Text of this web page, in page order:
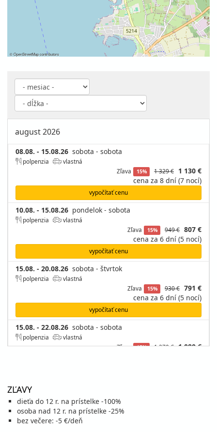
©OpenStreetMapcontributors
august 2026
08.08. - 15.08.26 sobota - sobota
polpenzia
vlastná
Zľava
15% 1 329 €
1 130 €
cena za 8 dní (7 nocí)
vypočítať cenu
10.08. - 15.08.26 pondelok - sobota
polpenzia
vlastná
Zľava
15% 949 € 807 €
cena za 6 dní (5 nocí)
vypočítať cenu
15.08. - 20.08.26 sobota - štvrtok
polpenzia
vlastná
Zľava
15% 930 € 791 €
cena za 6 dní (5 nocí)
vypočítať cenu
15.08. - 22.08.26 sobota - sobota
polpenzia
vlastná
Zľava
15% 1 270 € 1 080 €
20.08. - 25.08.26
ZĽAVY
dieťa do 12 r. na prístelke -100%
osoba nad 12 r. na prístelke -25%
bez večere: -5 €/deň